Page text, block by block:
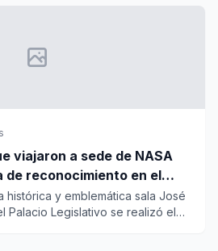
viajaron a sede de NASA
de reconocimiento en el
histórica y emblemática sala José
Palacio Legislativo se realizó el